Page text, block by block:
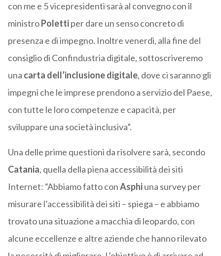
con me e 5 vicepresidenti sarà al convegno con il
ministroPolettiper dare un senso concreto di
presenza e di impegno. Inoltre venerdì, alla fine del
consiglio di Confindustria digitale, sottoscriveremo
una carta dell’inclusione digitale, dove ci saranno gli
impegni che le imprese prendono a servizio del Paese,
con tutte le loro competenze e capacità, per
sviluppare una società inclusiva”.
Una delle prime questioni da risolvere sarà, secondo
Catania, quella della piena accessibilità dei siti
Internet: “Abbiamo fatto conAsphiuna survey per
misurare l’accessibilità dei siti – spiega – e abbiamo
trovato una situazione a macchia di leopardo, con
alcune eccellenze e altre aziende che hanno rilevato